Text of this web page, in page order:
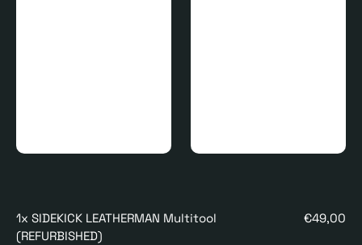
1x SIDEKICK LEATHERMAN Multitool
(REFURBISHED)
€49,00